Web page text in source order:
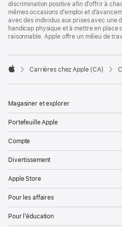
discrimination positive afin d’offrir à
mêmes occasions d’emploi et
avec des individus aux prises avec une
handicap physique et à mettre en place
raisonnable. Apple offre un milieu de

Carrières chez Apple (CA)
Magasiner et explorer
Portefeuille Apple
Compte
Divertissement
Apple Store
Pour les affaires
Pour l’éducation